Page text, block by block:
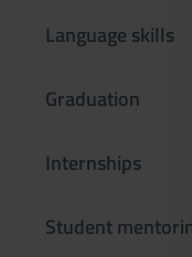
Language skills
Graduation
Internships
Student